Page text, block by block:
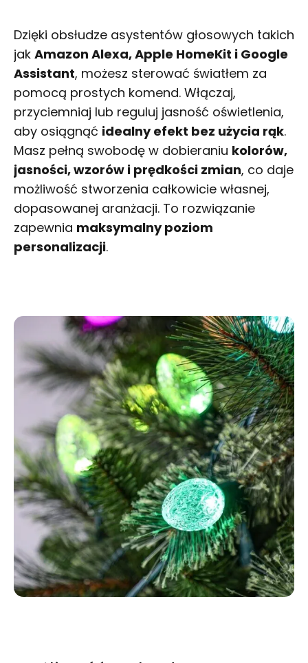
Dzięki obsłudze asystentów głosowych takich
jak Amazon Alexa, Apple HomeKit i Google
Assistant, możesz sterować światłem za
pomocą prostych komend. Włączaj,
przyciemniaj lub reguluj jasność oświetlenia,
aby osiągnąć idealny efekt bez użycia rąk.
Masz pełną swobodę w dobieraniu kolorów,
jasności, wzorów i prędkości zmian, co daje
możliwość stworzenia całkowicie własnej,
dopasowanej aranżacji. To rozwiązanie
zapewnia maksymalny poziom
personalizacji.